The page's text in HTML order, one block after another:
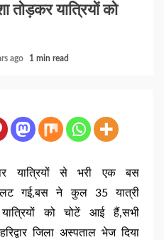
तोड़कर यात्रियों को
ago 1 min read
यात्रियों से भरी एक बस
गई,बस ने कुल 35 यात्री
को चोटें आई हैं,सभी
जिला अस्पताल भेज दिया